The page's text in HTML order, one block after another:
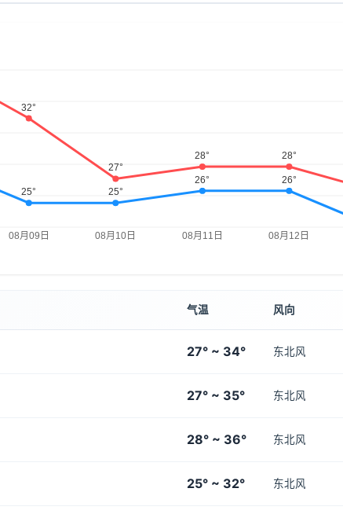
气温 风向
27° ~ 34° 东北风
27° ~ 35° 东北风
28° ~ 36° 东北风
25° ~ 32° 东北风